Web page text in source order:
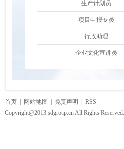
生产计划员
项目申报专员
行政助理
企业文化宣讲员
首页 网站地图 免责声明
RSS
Copyright@2013 sdgroup.cn All Rights Reserved.